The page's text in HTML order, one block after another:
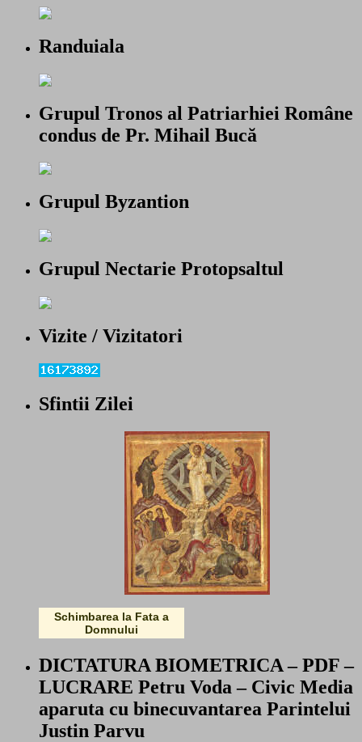
Randuiala
Grupul Tronos al Patriarhiei Române
condus de Pr. Mihail Bucă
Grupul Byzantion
Grupul Nectarie Protopsaltul
Vizite / Vizitatori
Sfintii Zilei
Schimbarea la Fata a
Domnului
DICTATURA BIOMETRICA – PDF –
LUCRARE Petru Voda – Civic Media
aparuta cu binecuvantarea Parintelui
Justin Parvu